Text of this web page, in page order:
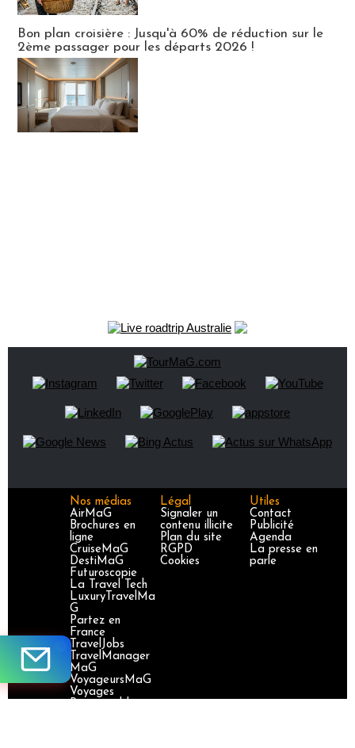
Bon plan croisière : Jusqu'à 60% de réduction sur le
2ème passager pour les départs 2026 !
Nos médias
AirMaG
Brochures en
ligne
CruiseMaG
DestiMaG
Futuroscopie
La Travel Tech
LuxuryTravelMa
G
Partez en
France
TravelJobs
TravelManager
MaG
VoyageursMaG
Voyages
Légal
Signaler un
contenu illicite
Plan du site
RGPD
Cookies
Utiles
Contact
Publicité
Agenda
La presse en
parle